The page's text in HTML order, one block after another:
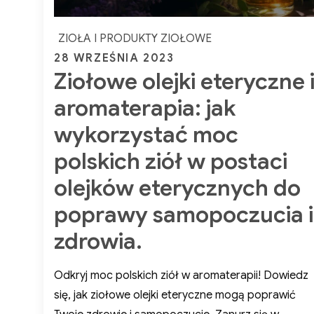
ZIOŁA I PRODUKTY ZIOŁOWE
Posted
on
28 WRZEŚNIA 2023
Ziołowe olejki eteryczne i
aromaterapia: jak
wykorzystać moc
polskich ziół w postaci
olejków eterycznych do
poprawy samopoczucia i
zdrowia.
Odkryj moc polskich ziół w aromaterapii! Dowiedz
się, jak ziołowe olejki eteryczne mogą poprawić